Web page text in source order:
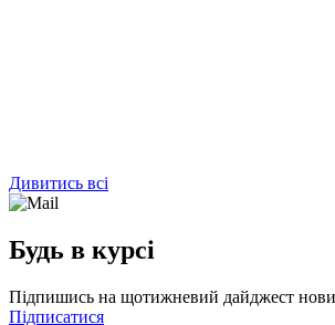
Дивитись всі
Будь в курсі
Підпишись на щотижневий дайджест
Підписатися